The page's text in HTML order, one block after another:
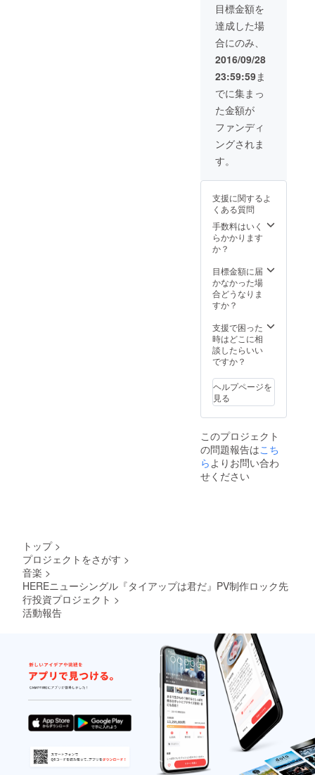
つく方対象]
入！撮影現場で
メンバーと記念
撮影付き [カメ
ラ、携帯電話等
の撮影機器はご
ださい。撮影場
所までの交通費
はご自身でご負
担ください。]
[10月3日(月)都
20:00開始のご
都合つく方対象]
■PV完成記念打
ち上げに参加 [飲
食費、会場まで
の交通費はご自
身でご負担くだ
さい。][11月3日
(木祝)都内にて
開催。ご都合つ
目標金額を
達成した場
合にのみ、
2016/09/28
23:59:59ま
でに集まっ
た金額が
ファンディ
ングされま
す。
支援に関するよ
くある質問
手数料はいく
らかかります
か？
目標金額に届
かなかった場
合どうなりま
すか？
支援で困った
時はどこに相
談したらいい
ですか？
ヘルプページを
見る
このプロジェクト
の問題報告はこち
らよりお問い合わ
せください
トップ >
プロジェクトをさがす >
音楽 >
HEREニューシングル『タイアップは君だ』PV制作ロック先
行投資プロジェクト >
活動報告